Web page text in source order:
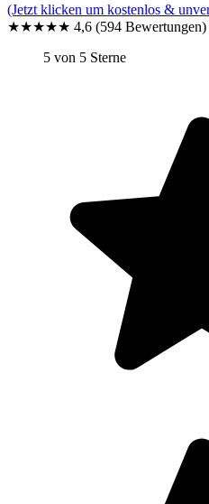
(Jetzt klicken um kostenlos &
★★★★★ 4,6 (594 Bewertungen)
5 von 5 Sterne